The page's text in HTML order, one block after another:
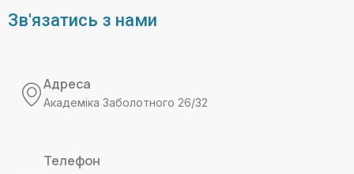
Зв'язатись з нами
Адреса
Академіка Заболотного 26/32
Телефон